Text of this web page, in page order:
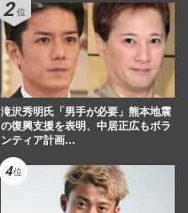
滝沢秀明氏「男手が必要」熊本地震
の復興支援を表明、中居正広もボラ
ンティア計画…